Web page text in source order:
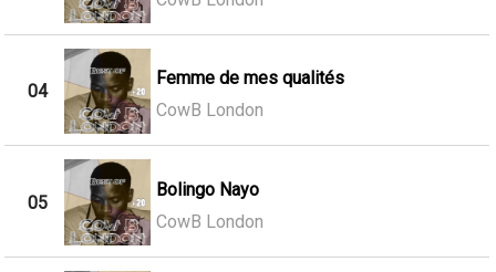
04
Femme de mes qualités
CowB London
05
Bolingo Nayo
CowB London